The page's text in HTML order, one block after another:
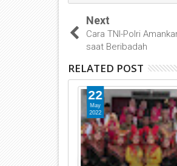
Next
Cara TNI-Polri
saat Beribadah
RELATED POST
22
May
2022